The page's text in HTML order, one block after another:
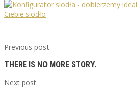
Previous post
THERE IS NO MORE STORY.
Next post